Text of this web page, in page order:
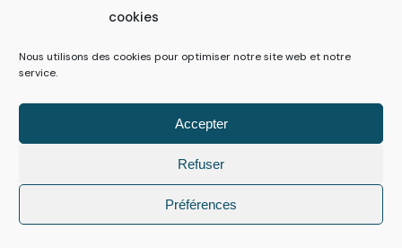
cookies
Nous utilisons des cookies pour optimiser notre site web et notre
service.
Accepter
Refuser
Préférences
Horaires
9h00 - 18h00